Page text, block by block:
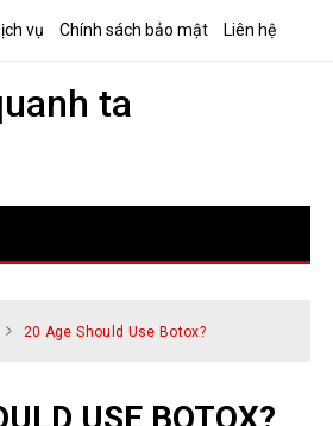
vụ Chính sách bảo mật Liên hệ
ta
20 Age Should Use Botox?